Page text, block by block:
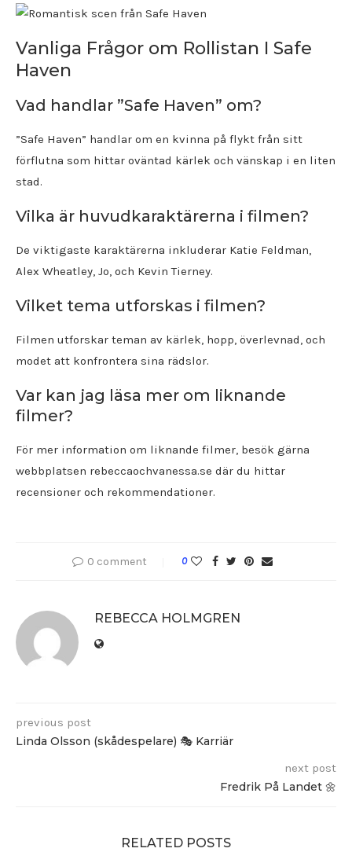
Vanliga Frågor om Rollistan I Safe
Haven
Vad handlar ”Safe Haven” om?
”Safe Haven” handlar om en kvinna på flykt från sitt
förflutna som hittar oväntad kärlek och vänskap i en liten
stad.
Vilka är huvudkaraktärerna i filmen?
De viktigaste karaktärerna inkluderar Katie Feldman,
Alex Wheatley, Jo, och Kevin Tierney.
Vilket tema utforskas i filmen?
Filmen utforskar teman av kärlek, hopp, överlevnad, och
modet att konfrontera sina rädslor.
Var kan jag läsa mer om liknande
filmer?
För mer information om liknande filmer, besök gärna
webbplatsen rebeccaochvanessa.se där du hittar
recensioner och rekommendationer.
0 comment 0
REBECCA HOLMGREN
previous post
Linda Olsson (skådespelare) 🎭 Karriär
next post
Fredrik På Landet 🌼
RELATED POSTS